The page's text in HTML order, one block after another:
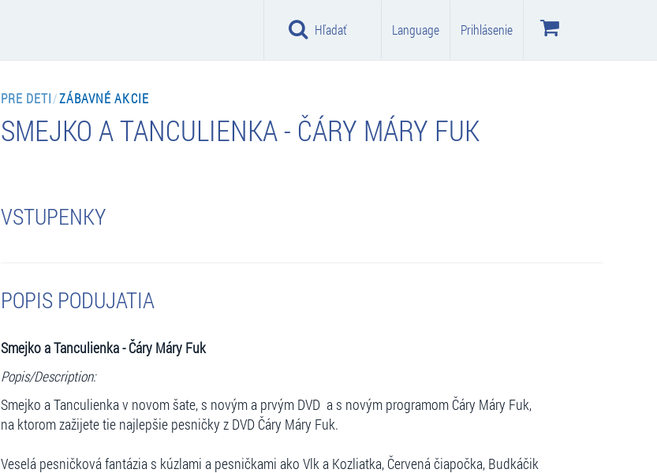
Hľadať Language Prihlásenie
PRE DETI/ZÁBAVNÉ AKCIE
SMEJKO A TANCULIENKA - ČÁRY MÁRY FUK
VSTUPENKY
POPIS PODUJATIA
Smejko a Tanculienka - Čáry Máry Fuk
Popis/Description:
Smejko a Tanculienka v novom šate, s novým a prvým DVD a s novým programom Čáry Máry Fuk,
na ktorom zažijete tie najlepšie pesničky z DVD Čáry Máry Fuk.
Veselá pesničková fantázia s kúzlami a pesničkami ako Vlk a Kozliatka, Červená čiapočka, Budkáčik